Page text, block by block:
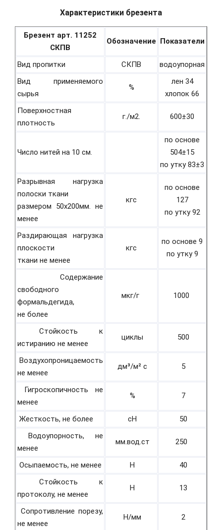
Характеристики брезента
Брезент арт. 11252
СКПВ
Обозначение Показатели
Вид пропитки СКПВ
водоупорная
Вид применяемого
сырья
%
лен 34
хлопок 66
Поверхностная
плотность
г./м2. 600±30
Число нитей на 10 см.
по основе
504±15
по утку 83±3
Разрывная нагрузка
полоски ткани
размером 50х200мм. не
менее
кгс
по основе
127
по утку 92
Раздирающая нагрузка
плоскости
ткани не менее
кгс
по основе 9
по утку 9
Содержание
свободного
формальдегида,
не более
мкг/г 1000
Стойкость к
истиранию не менее
циклы 500
Воздухопроницаемость
не менее
дм³/м² с 5
Гигроскопичность не
менее
% 7
Жесткость, не более cH
50
Водоупорность, не
менее
мм.вод.ст 250
Осыпаемость, не менее H
40
Стойкость к
протоколу, не менее
H 13
Сопротивление порезу,
не менее
Н/мм 2